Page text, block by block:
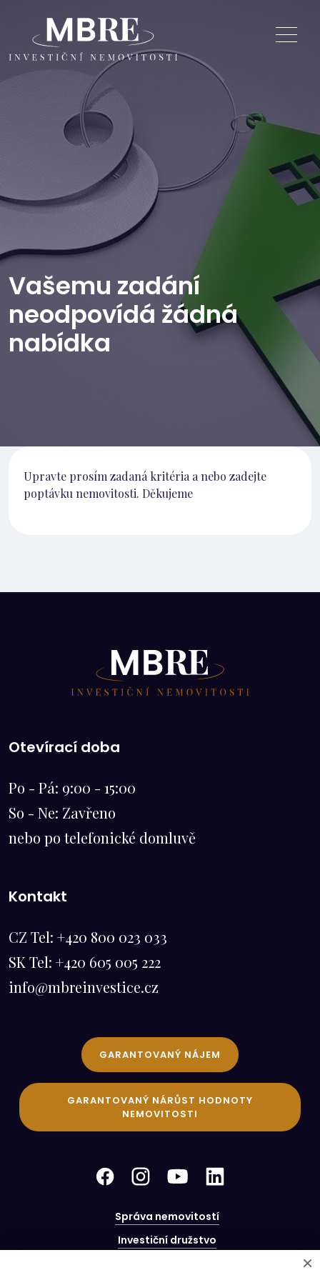
Vašemu zadání
neodpovídá žádná
nabídka
Upravte prosím zadaná kritéria a nebo zadejte
poptávku nemovitosti. Děkujeme
Otevírací doba
Po - Pá: 9:00 - 15:00
So - Ne: Zavřeno
nebo po telefonické domluvě
Kontakt
CZ Tel: +420 800 023 033
SK Tel: +420 605 005 222
info@mbreinvestice.cz
GARANTOVANÝ NÁJEM
GARANTOVANÝ NÁRŮST HODNOTY
NEMOVITOSTI
Správa nemovitostí
Investiční družstvo
×